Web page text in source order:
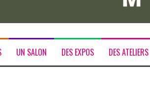
UN SALON DES EXPOS DES ATELIERS